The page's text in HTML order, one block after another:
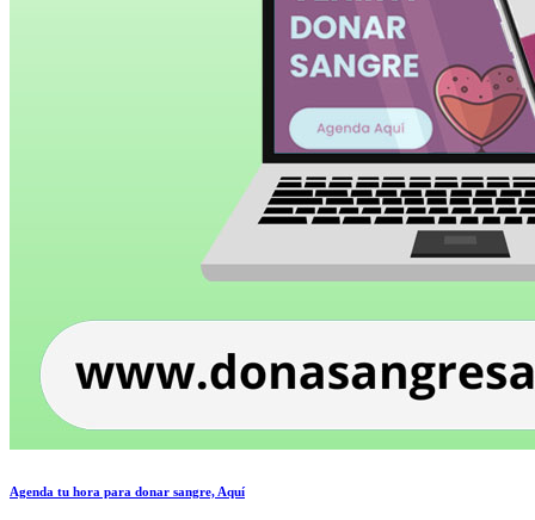
Agenda tu hora para donar sangre, Aquí